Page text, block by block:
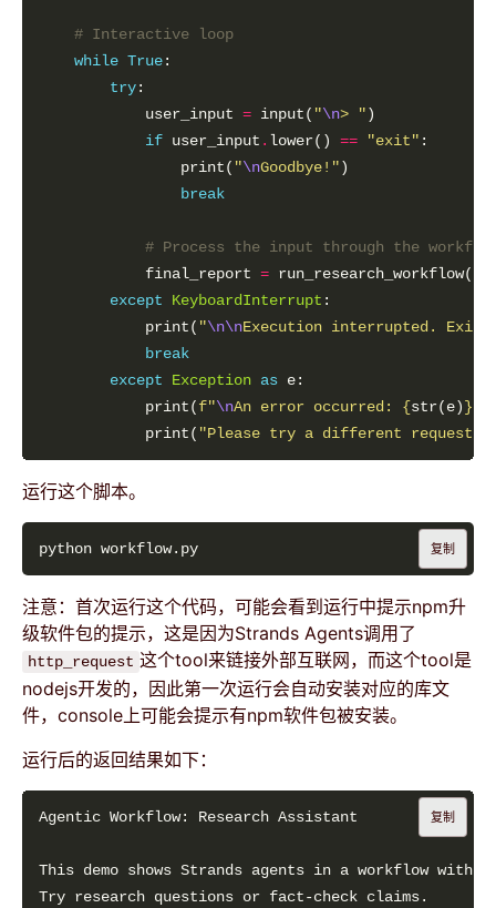
# Interactive loop
while True
try
            user_input
= input( "\n> "
if user_input . lower() == "exit"
                print(
"\nGoodbye!"
break
# Process the input through the
            final_report
=
except
KeyboardInterrupt
            print(
"\n\nExecution interrupted.
break
except
Exception as
            print(
f"\nAn error occurred: {str(e)}
            print(
"Please try a different request."
运行这个脚本。
复制
注意：首次运行这个代码，可能会看到运行中提示npm升
级软件包的提示，这是因为Strands Agents调用了
http_request 这个tool来链接外部互联网，而这个tool是
nodejs开发的，因此第一次运行会自动安装对应的库文
件，console上可能会提示有npm软件包被安装。
运行后的返回结果如下：
复制